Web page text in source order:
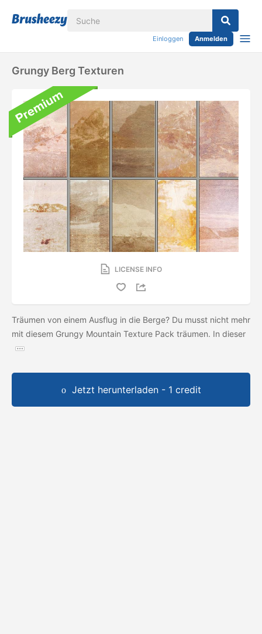
Einloggen Anmelden
Grungy Berg Texturen
LICENSE INFO
Träumen von einem Ausflug in die Berge? Du musst nicht mehr
mit diesem Grungy Mountain Texture Pack träumen. In dieser
Jetzt herunterladen - 1 credit